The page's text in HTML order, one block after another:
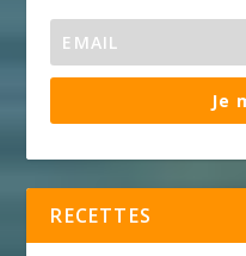
Je
RECETTES